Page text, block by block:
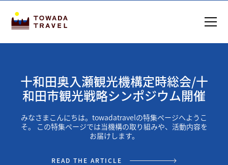
十和田奥入瀬観光機構定時総会/十
和田市観光戦略シンポジウム開催
みなさまこんにちは。towadatravelの特集ページへようこ
そ。 この特集ページでは当機構の取り組みや、活動内容を
お届けします。
READ THE ARTICLE